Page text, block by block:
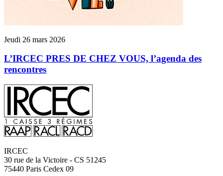
Jeudi 26 mars 2026
L’IRCEC PRES DE CHEZ VOUS, l’agenda des
rencontres
IRCEC
30 rue de la Victoire - CS 51245
75440 Paris Cedex 09